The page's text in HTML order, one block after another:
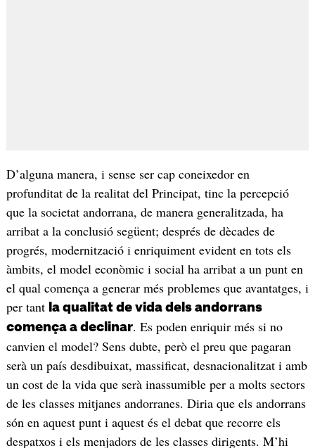
D’alguna manera, i sense ser cap coneixedor en
profunditat de la realitat del Principat, tinc la percepció
que la societat andorrana, de manera generalitzada, ha
arribat a la conclusió següent; després de dècades de
progrés, modernització i enriquiment evident en tots els
àmbits, el model econòmic i social ha arribat a un punt en
el qual comença a generar més problemes que avantatges, i
per tant la qualitat de vida dels andorrans
comença a declinar. Es poden enriquir més si no
canvien el model? Sens dubte, però el preu que pagaran
serà un país desdibuixat, massificat, desnacionalitzat i amb
un cost de la vida que serà inassumible per a molts sectors
de les classes mitjanes andorranes. Diria que els andorrans
són en aquest punt i aquest és el debat que recorre els
despatxos i els menjadors de les classes dirigents. M’hi